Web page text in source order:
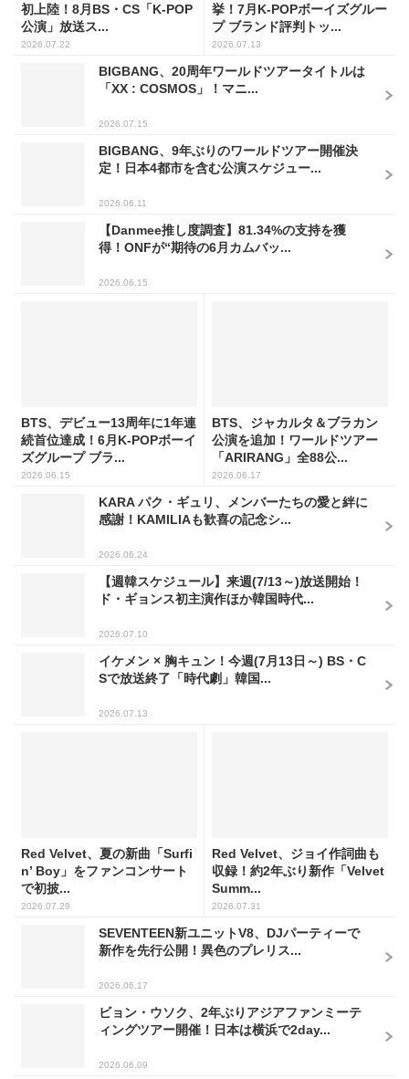
初上陸！8月BS・CS「K-POP
公演」放送ス...
2026.07.22
挙！7月K-POPボーイズグルー
プ ブランド評判トッ...
2026.07.13
BIGBANG、20周年ワールドツアータイトルは
「XX : COSMOS」！マニ...
2026.07.15
BIGBANG、9年ぶりのワールドツアー開催決
定！日本4都市を含む公演スケジュー...
2026.06.11
【Danmee推し度調査】81.34%の支持を獲
得！ONFが“期待の6月カムバッ...
2026.06.15
BTS、デビュー13周年に1年連
続首位達成！6月K-POPボーイ
ズグループ ブラ...
2026.06.15
BTS、ジャカルタ＆ブラカン
公演を追加！ワールドツアー
「ARIRANG」全88公...
2026.06.17
KARA パク・ギュリ、メンバーたちの愛と絆に
感謝！KAMILIAも歓喜の記念シ...
2026.06.24
【週韓スケジュール】来週(7/13～)放送開始！
ド・ギョンス初主演作ほか韓国時代...
2026.07.10
イケメン × 胸キュン！今週(7月13日～) BS・C
Sで放送終了「時代劇」韓国...
2026.07.13
Red Velvet、夏の新曲「Surfi
n’ Boy」をファンコンサート
で初披...
2026.07.29
Red Velvet、ジョイ作詞曲も
収録！約2年ぶり新作「Velvet
Summ...
2026.07.31
SEVENTEEN新ユニットV8、DJパーティーで
新作を先行公開！異色のプレリス...
2026.06.17
ビョン・ウソク、2年ぶりアジアファンミーテ
ィングツアー開催！日本は横浜で2day...
2026.06.09